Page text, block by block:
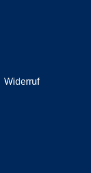
Widerruf